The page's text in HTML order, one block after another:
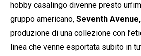
hobby casalingo divenne presto
gruppo americano, Seventh Avenue,
produzione di una collezione con
linea che venne esportata subito in